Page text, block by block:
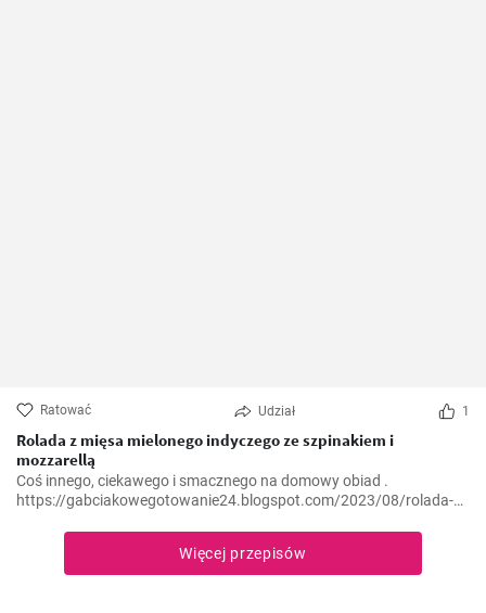
Ratować Udział 1
Rolada z mięsa mielonego indyczego ze szpinakiem i
mozzarellą
Coś innego, ciekawego i smacznego na domowy obiad .
https://gabciakowegotowanie24.blogspot.com/2023/08/rolada-z-
Więcej przepisów